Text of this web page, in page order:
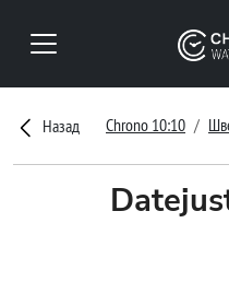
Назад Chrono 10:10